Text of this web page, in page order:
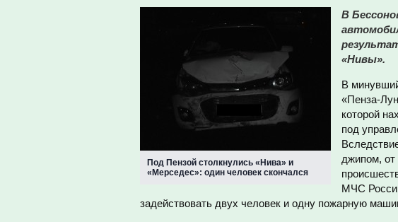
Под Пензой столкнулись «Нива» и
«Мерседес»: один человек скончался
В
«Нивы».
В
«Пенза-
которой
под
джипом, от
МЧС
задействовать двух человек и одну пожарную